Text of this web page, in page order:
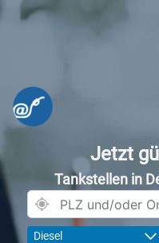
Jetzt
Tankstellen in
Diesel